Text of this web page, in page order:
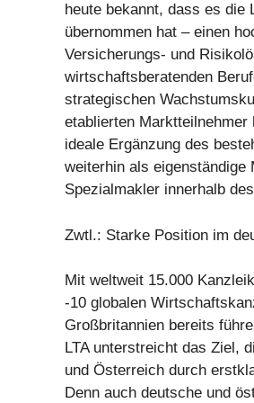
heute bekannt, dass es die
übernommen hat – einen
Versicherungs- und
wirtschaftsberatenden
strategischen
etablierten
ideale Ergänzung des
weiterhin als
Spezialmakler innerhalb
Zwtl.: Starke Position im
Mit weltweit 15.000
-10 globalen
Großbritannien bereits
LTA unterstreicht das Ziel,
und Österreich durch
Denn auch deutsche und